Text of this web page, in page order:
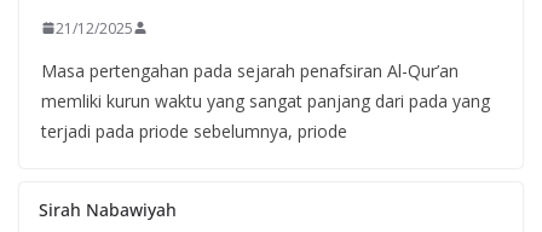
21/12/2025
Masa pertengahan pada sejarah penafsiran Al-Qur’an
memliki kurun waktu yang sangat panjang dari pada yang
terjadi pada priode sebelumnya, priode
Sirah Nabawiyah